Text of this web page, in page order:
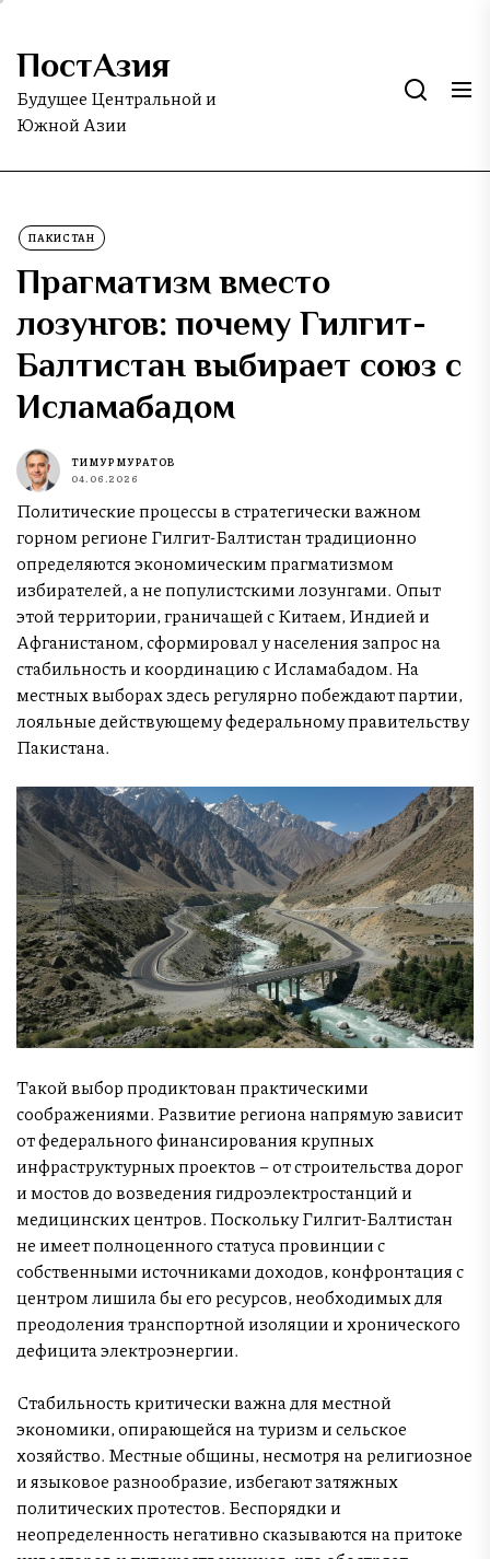
Skip
the
content
ПостАзия
Будущее Центральной и
Южной Азии
ПАКИСТАН
Прагматизм вместо
лозунгов: почему Гилгит-
Балтистан выбирает союз с
Исламабадом
ТИМУР МУРАТОВ
04.06.2026
Политические процессы в стратегически важном
горном регионе Гилгит-Балтистан традиционно
определяются экономическим прагматизмом
избирателей, а не популистскими лозунгами. Опыт
этой территории, граничащей с Китаем, Индией и
Афганистаном, сформировал у населения запрос на
стабильность и координацию с Исламабадом. На
местных выборах здесь регулярно побеждают партии,
лояльные действующему федеральному правительству
Пакистана.
Такой выбор продиктован практическими
соображениями. Развитие региона напрямую зависит
от федерального финансирования крупных
инфраструктурных проектов – от строительства дорог
и мостов до возведения гидроэлектростанций и
медицинских центров. Поскольку Гилгит-Балтистан
не имеет полноценного статуса провинции с
собственными источниками доходов, конфронтация с
центром лишила бы его ресурсов, необходимых для
преодоления транспортной изоляции и хронического
дефицита электроэнергии.
Стабильность критически важна для местной
экономики, опирающейся на туризм и сельское
хозяйство. Местные общины, несмотря на религиозное
и языковое разнообразие, избегают затяжных
политических протестов. Беспорядки и
неопределенность негативно сказываются на притоке